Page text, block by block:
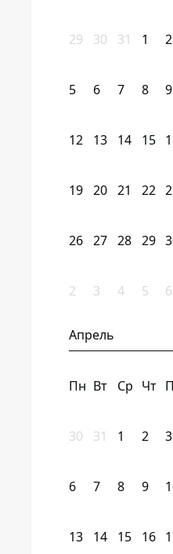
29 30 31 1 2
5 6 7 8 9
12 13 14 15
19 20 21 22
26 27 28 29
2 3 4 5 6
Апрель
Пн Вт Ср Чт
30 31 1 2 3
6 7 8 9
13 14 15 16